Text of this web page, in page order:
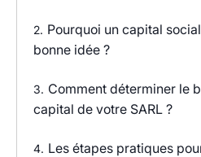
2. Pourquoi un capital
bonne idée ?
3. Comment déterminer le
capital de votre SARL ?
4. Les étapes pratiques